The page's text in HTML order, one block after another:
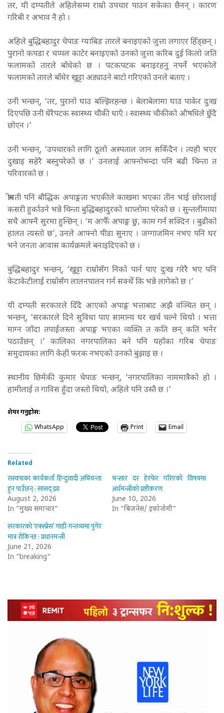
तर, यी दम्पतीले अहिलेसम्म राम्रो उपचार पाउन सकेका छैनन् । कारण
गरिबी र अभाव नै हो ।
अहिले बुद्धिबहादुर चेपाङ ग्याबिङ तारले बनाइएको जुत्ता लगाएर हिँड्छन् ।
पुरानो कपडा र चप्पल काटेर बनाइएको उनको जुत्ता करिब दुई किलो जति
फलामको तारले बाँधेको छ । पटकपटक बनाइरहनु नपर्ने भएकोले
फलामको तारले बाँधेर खुट्टा अड्याउने बाटो गरिएको उनले बताए ।
उनी भन्छन्, ‘तर, पुरानो घाउ बल्झिरहन्छ । बेलाबेलामा घाउ पाकेर दुःख
दिएपछि उनी धेरैपटक स्वास्थ्य चौकी धाएँ । स्वास्थ्य चौकीको औषधिले छुँदै
छोएन ।’
उनी भन्छन्, ‘उपचारको लागि ठूलो अस्पताल जान सकिँदैन । त्यही भएर
दुखाइ सहेरै बस्नुपरेको छ ।’ उनलाई आफ्नोभन्दा पनि बढी चिन्ता त
परिवारको छ ।
श्रीमती पनि बौद्धिक अपाङ्गता भएकीले काखमा भएका तीन भाई छोरालाई
कसरी हुर्काउने भन्ने चिन्ता बुद्धिबहादुरको थाप्लोमा परेको छ । सुन्तलीमाया
सधै आफ्नै सुरमा हुन्छिन् । ‘म आफैँ अपाङ्ग छु, काम गर्न सक्दिन । बुढीको
हालत त्यस्तो छ’, उनले आफ्नो पीडा सुनाए । जग्गाजमिन नभए पनि घर
भने जनता आवास कार्यक्रमले बनाइदिएको छ ।
बुद्धिबहादुर भन्छन्, ‘खुट्टा राम्रोसँग निको पार्न पाए दुःख गरेरै भए पनि
केटाकेटीलाई राम्रोसँग लालनपालन गर्न सक्थेँ कि भन्ने लागेको छ ।’
यी दम्पती सरकारले दिँदै आएको अपाङ्ग भत्ताबाट अझै वञ्चित छन् ।
भन्छन्, ‘सरकारले दिने सुविधा पाए सामान्य घर खर्च चल्ने थियो । भत्ता
माग्न जाँदा तपाईंजस्ता अपाङ्ग भएका व्यक्ति त कति छन् कति भनेर
पठाउँछन् ।’कालिका नगरपालिका बने पनि यहाँका गरिब चेपाङ
समुदायका लागि केही फरक नभएको उनको बुझाइ छ ।
स्थानीय छिमेकी कुमार चेपाङ भन्छन्, ‘नगरपालिका नाममात्रैको हो ।
हामीलाई त गाविस हुँदा जस्तो थियो, अहिले पनि उस्तै छ ।’
शेयर गर्नुहोस:
WhatsApp
Print Email
Related
रास्वपाका कार्यकर्ता हिन्दुवादी अभियन्ता
हुन पाउँछन् : सांसद् झा
August 2, 2026
In "मुख्य समाचार"
भन्सार दर हेरफेर गरिएको विषयमा
अर्थमन्त्रीको प्रष्टीकरण
June 10, 2026
In "बिजनेस/ इकोनोमी"
सरकारको ‘एक्स्प्रेस’ गाडी गन्तव्यमा पुगेर
मात्र रोकिन्छ : प्रधानमन्त्री
June 21, 2026
In "breaking"